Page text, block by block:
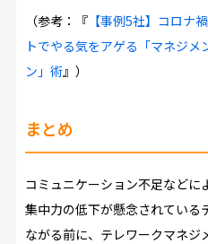
（参考：『【事例5社】コロナ
トでやる気をアゲる「マネジ
ン」術』）
まとめ
コミュニケーション不足などに
集中力の低下が懸念されている
ながる前に、テレワークマネ